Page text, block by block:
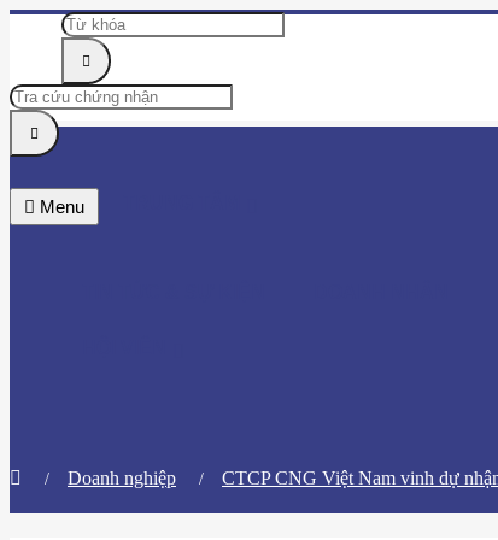
Menu
Doanh nghiệp ​CTCP CNG Việt Nam vinh dự